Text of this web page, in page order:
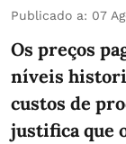
Publicado a: 07
Os preços
níveis
custos de
justifica que